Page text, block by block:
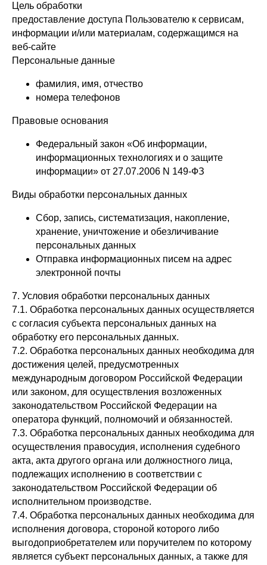
Цель обработки
предоставление доступа Пользователю к сервисам,
информации и/или материалам, содержащимся на
веб-сайте
Персональные данные
фамилия, имя, отчество
номера телефонов
Правовые основания
Федеральный закон «Об информации,
информационных технологиях и о защите
информации» от 27.07.2006 N 149-ФЗ
Виды обработки персональных данных
Сбор, запись, систематизация, накопление,
хранение, уничтожение и обезличивание
персональных данных
Отправка информационных писем на адрес
электронной почты
7. Условия обработки персональных данных
7.1. Обработка персональных данных осуществляется
с согласия субъекта персональных данных на
обработку его персональных данных.
7.2. Обработка персональных данных необходима для
достижения целей, предусмотренных
международным договором Российской Федерации
или законом, для осуществления возложенных
законодательством Российской Федерации на
оператора функций, полномочий и обязанностей.
7.3. Обработка персональных данных необходима для
осуществления правосудия, исполнения судебного
акта, акта другого органа или должностного лица,
подлежащих исполнению в соответствии с
законодательством Российской Федерации об
исполнительном производстве.
7.4. Обработка персональных данных необходима для
исполнения договора, стороной которого либо
выгодоприобретателем или поручителем по которому
является субъект персональных данных, а также для